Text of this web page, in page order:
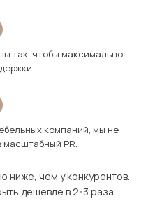
так, чтобы максимально
компаний, мы не
масштабный PR.
ниже, чем у конкурентов.
дешевле в 2-3 раза.